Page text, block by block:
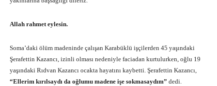
Allah rahmet eylesin.
Soma’daki ölüm madeninde çalışan Karabüklü işçilerden 45 yaşındaki
Şerafettin Kazancı, izinli olması nedeniyle faciadan kurtulurken, oğlu 19
yaşındaki Rıdvan Kazancı ocakta hayatını kaybetti. Şerafettin Kazancı,
“Ellerim kırılsaydı da oğlumu madene işe sokmasaydım” dedi.